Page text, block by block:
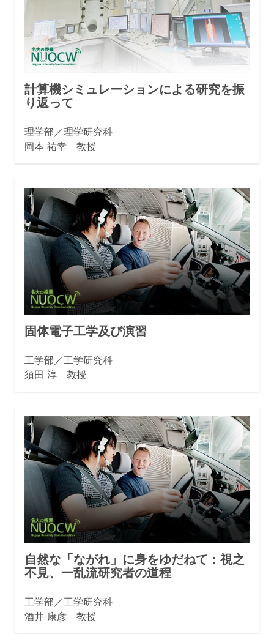
計算機シミュレーションによる研究を振
り返って
理学部／理学研究科
岡本 祐幸 教授
固体電子工学及び演習
工学部／工学研究科
須田 淳 教授
自然な「ながれ」に身をゆだねて：視之
不見、一乱流研究者の道程
工学部／工学研究科
酒井 康彦 教授